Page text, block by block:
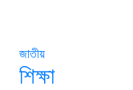
জাতীয়
শিক্ষা